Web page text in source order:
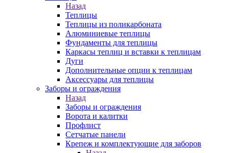
Назад
Теплицы
Теплицы из поликарбоната
Алюминиевые теплицы
Фундаменты для теплицы
Каркасы теплиц и вставки к теплицам
Дуги
Дополнительные опции к теплицам
Аксессуары для теплицы
Заборы и ограждения
Назад
Заборы и ограждения
Ворота и калитки
Профлист
Сетчатые панели
Крепеж и комплектующие для заборов